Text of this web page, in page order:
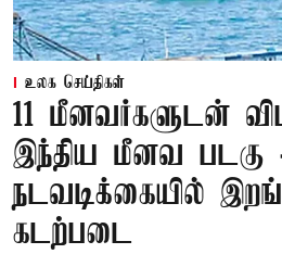
உலக செய்திகள்
11 மீனவர்களுடன்
இந்திய மீனவ படகு
நடவடிக்கையில்
கடற்படை